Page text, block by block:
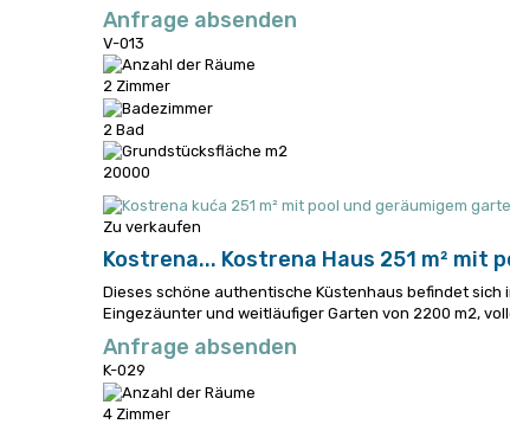
Anfrage absenden
V-013
2 Zimmer
2 Bad
20000
Zu verkaufen
Kostrena... Kostrena Haus 251 m² mit
Dieses schöne authentische Küstenhaus befindet
Eingezäunter und weitläufiger Garten von 2200 m2,
Anfrage absenden
K-029
4 Zimmer